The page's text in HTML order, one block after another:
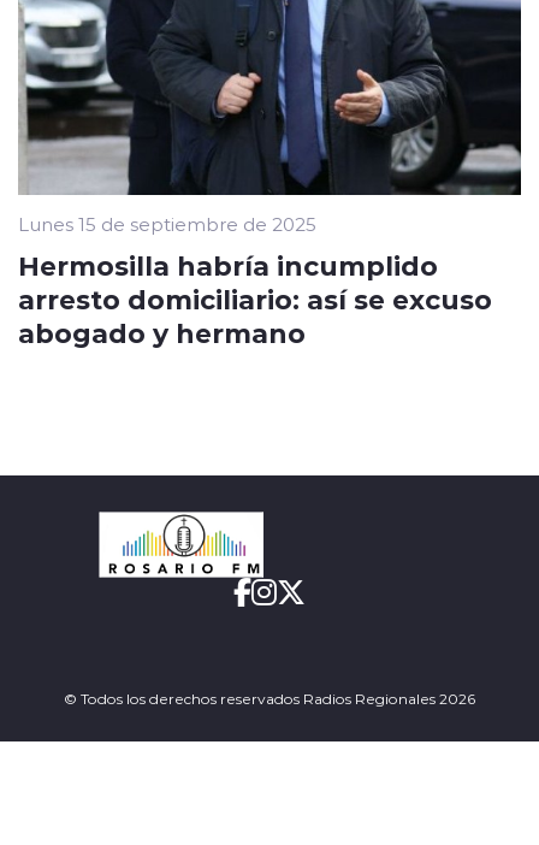
Lunes 15 de septiembre de 2025
Hermosilla habría incumplido
arresto domiciliario: así se excuso
abogado y hermano
© Todos los derechos reservados Radios Regionales 2026